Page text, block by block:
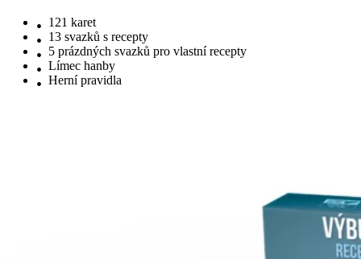
121 karet
13 svazků s recepty
5 prázdných svazků pro vlastní recepty
Límec hanby
Herní pravidla